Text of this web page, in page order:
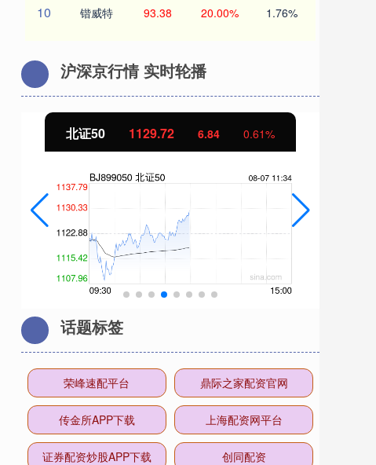
10 锴威特 93.38 20.00% 1.76%
沪深京行情 实时轮播
北证50 1129.72 6.84 0.61%
话题标签
荣峰速配平台 鼎际之家配资官网
传金所APP下载 上海配资网平台
证券配资炒股APP下载 创同配资